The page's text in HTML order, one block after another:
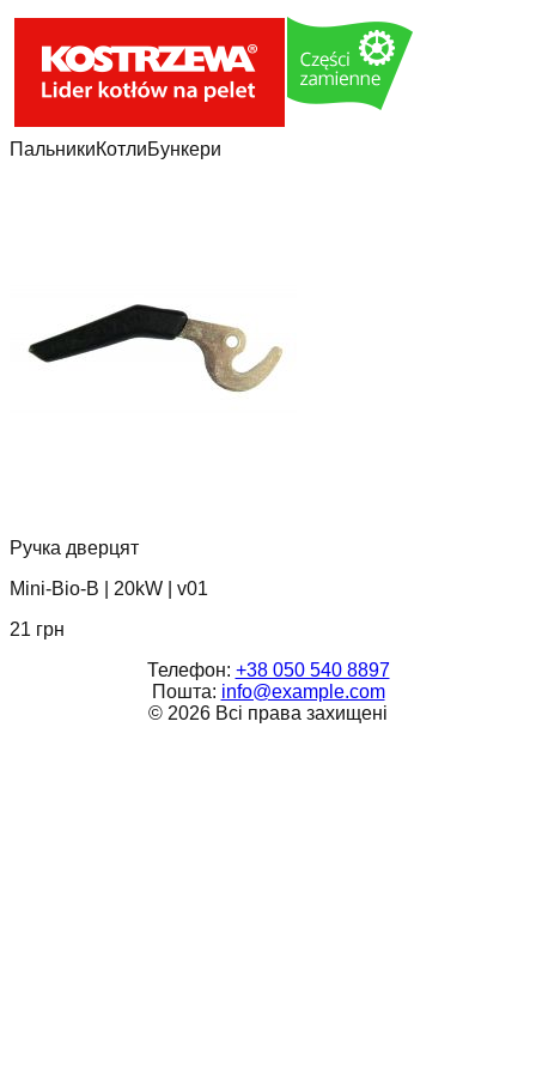
ПальникиКотлиБункери
Ручка дверцят
Mini-Bio-B
20kW
v01
21 грн
Телефон: +38 050 540 8897
Пошта: info@example.com
© 2026 Всі права захищені